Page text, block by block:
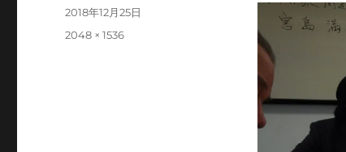
投
2018年12月25日
フ
2048 × 1536